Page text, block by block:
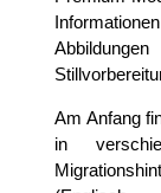
Am Anfang
in